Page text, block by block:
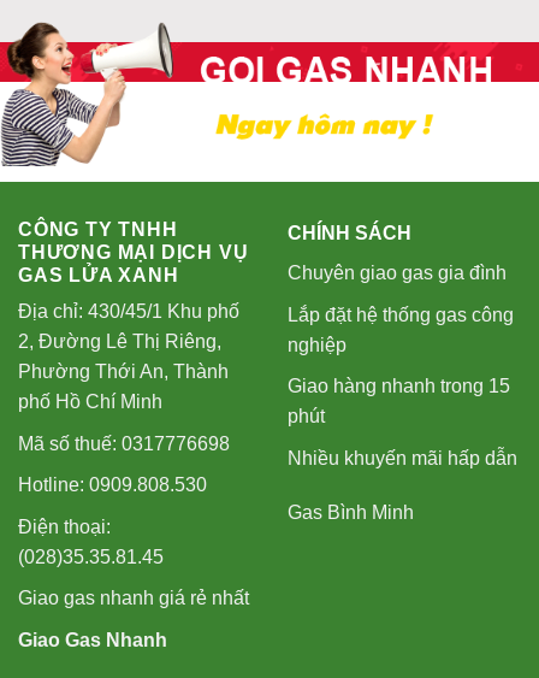
CÔNG TY TNHH
THƯƠNG MẠI DỊCH VỤ
GAS LỬA XANH
Địa chỉ: 430/45/1 Khu phố
2, Đường Lê Thị Riêng,
Phường Thới An, Thành
phố Hồ Chí Minh
Mã số thuế: 0317776698
Hotline: 0909.808.530
Điện thoại:
(028)35.35.81.45
Giao gas nhanh giá rẻ nhất
Giao Gas Nhanh
CHÍNH SÁCH
Chuyên giao gas gia đình
Lắp đặt hệ thống gas công
nghiệp
Giao hàng nhanh trong 15
phút
Nhiều khuyến mãi hấp dẫn
Gas Bình Minh